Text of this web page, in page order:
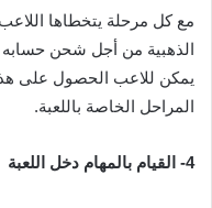
مع كل مرحلة يتخطاها اللاعب
الذهبية من أجل شحن
يمكن للاعب الحصول على
المراحل الخاصة باللعبة.
4- القيام بالمهام دخل اللعبة